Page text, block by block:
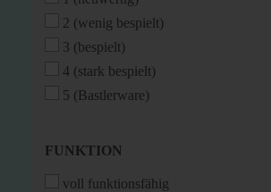
2 (wenig bespielt)
3 (bespielt)
4 (stark bespielt)
5 (Bastlerware)
FUNKTION
FUNKTION
voll funktionsfähig